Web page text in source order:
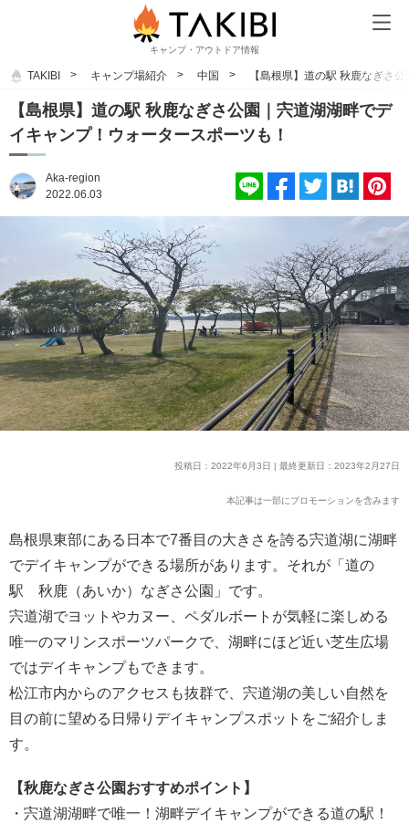
キャンプ・アウトドア情報
TAKIBI キャンプ場紹介 中国 【島根県】道の駅 秋鹿なぎさ
【島根県】道の駅 秋鹿なぎさ公園｜宍道湖湖畔でデ
イキャンプ！ウォータースポーツも！
Aka-region
2022.06.03
投稿日：2022年6月3日 | 最終更新日：2023年2月27日
本記事は一部にプロモーションを含みます
島根県東部にある日本で7番目の大きさを誇る宍道湖に湖畔
でデイキャンプができる場所があります。それが「道の
駅 秋鹿（あいか）なぎさ公園」です。
宍道湖でヨットやカヌー、ペダルボートが気軽に楽しめる
唯一のマリンスポーツパークで、湖畔にほど近い芝生広場
ではデイキャンプもできます。
松江市内からのアクセスも抜群で、宍道湖の美しい自然を
目の前に望める日帰りデイキャンプスポットをご紹介しま
す。
【秋鹿なぎさ公園おすすめポイント】
・宍道湖湖畔で唯一！湖畔デイキャンプができる道の駅！